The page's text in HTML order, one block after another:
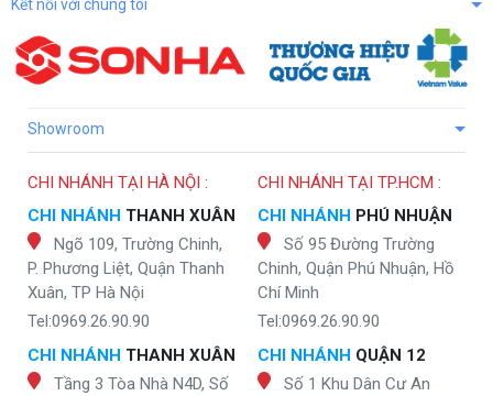
Kết nối với chúng tôi
Showroom
CHI NHÁNH TẠI HÀ NỘI :
CHI NHÁNH THANH XUÂN
Ngõ 109, Trường Chinh,
P. Phương Liệt, Quận Thanh
Xuân, TP Hà Nội
Tel:0969.26.90.90
CHI NHÁNH THANH XUÂN
Tầng 3 Tòa Nhà N4D, Số
CHI NHÁNH TẠI TP.HCM :
CHI NHÁNH PHÚ NHUẬN
Số 95 Đường Trường
Chinh, Quận Phú Nhuận, Hồ
Chí Minh
Tel:0969.26.90.90
CHI NHÁNH QUẬN 12
Số 1 Khu Dân Cư An